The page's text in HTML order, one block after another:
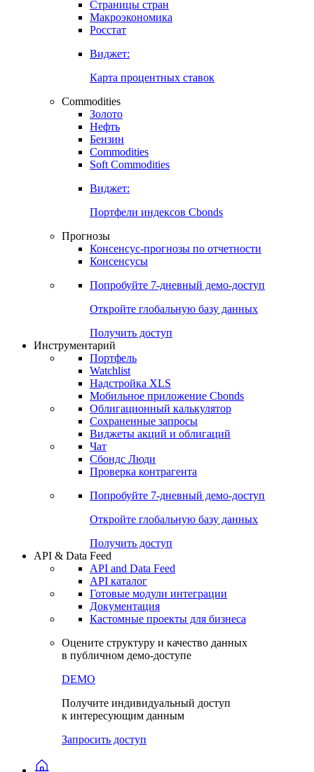
Возможность создания своего индекса
Страницы стран
Росстат
Виджет:
Карта процентных ставок
Commodities
Золото
Бензин
Soft Commodities
Виджет:
Портфели индексов Cbonds
Прогнозы
Консенсусы
Попробуйте7-дневный
Откройте глобальную базу данных
Получить доступ
Инструментарий
Портфель
Watchlist
Надстройка XLS
Мобильное приложение Cbonds
Облигационный калькулятор
Сохраненные запросы
Чат
Проверка контрагента
Попробуйте7-дневный
Откройте глобальную базу данных
Получить доступ
API & Data Feed
API and Data Feed
Готовые модули интеграции
Документация
в публичном демо-доступе